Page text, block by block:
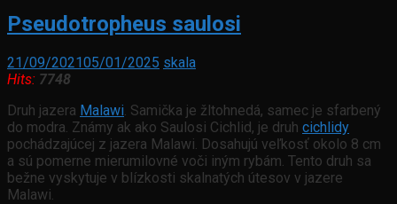
Pseudotropheus saulosi
21/09/202105/01/2025 skala
Hits: 7748
Druh jazera Malawi. Samička je žltohnedá, samec je sfarbený
do modra. Známy ak ako Saulosi Cichlid, je druh cichlidy
pochádzajúcej z jazera Malawi. Dosahujú veľkosť okolo 8 cm
a sú pomerne mierumilovné voči iným rybám. Tento druh sa
bežne vyskytuje v blízkosti skalnatých útesov v jazere
Malawi.